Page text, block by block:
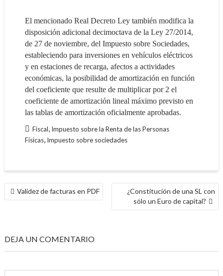
El mencionado Real Decreto Ley también modifica la
disposición adicional decimoctava de la Ley 27/2014,
de 27 de noviembre, del Impuesto sobre Sociedades,
estableciendo para inversiones en vehículos eléctricos
y en estaciones de recarga, afectos a actividades
económicas, la posibilidad de amortización en función
del coeficiente que resulte de multiplicar por 2 el
coeficiente de amortización lineal máximo previsto en
las tablas de amortización oficialmente aprobadas.
Fiscal, Impuesto sobre la Renta de las Personas
Físicas, Impuesto sobre sociedades
NAVEGACIÓN
DE
Validez de facturas en PDF
¿Constitución de una SL con
sólo un Euro de capital?
DEJA UN COMENTARIO